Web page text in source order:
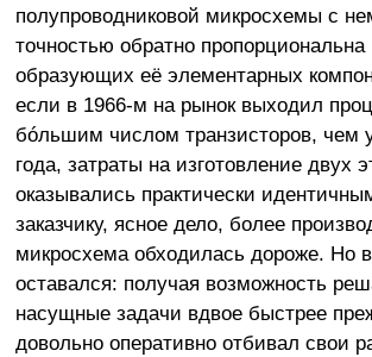
полупроводниковой микросхемы с
точностью обратно пропорциональна
образующих её элементарных
если в 1966-м на рынок выходил
бóльшим числом транзисторов, чем
года, затраты на изготовление двух
оказывались практически
заказчику, ясное дело, более
микросхема обходилась дороже. Но
оставался: получая возможность
насущные задачи вдвое быстрее
довольно оперативно отбивал свои